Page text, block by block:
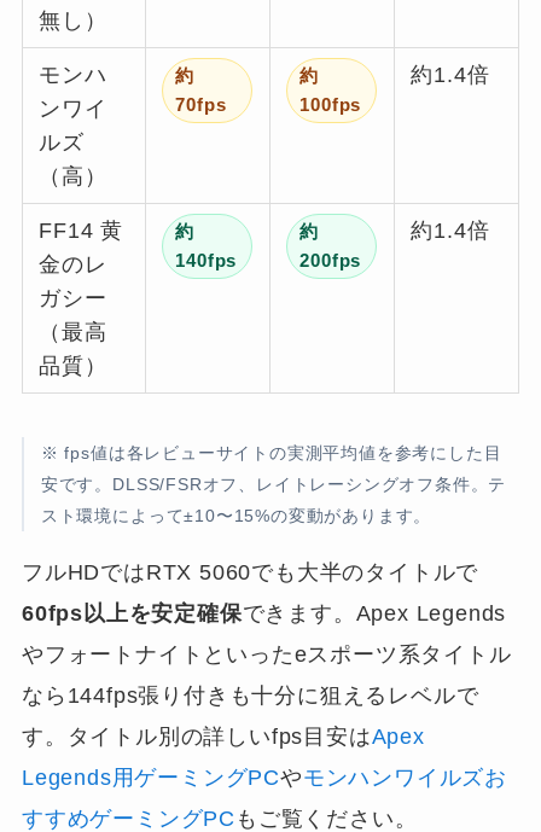
無し）
モンハ
ンワイ
ルズ
（高）
約
70fps
約
100fps
約1.4倍
FF14 黄
金のレ
ガシー
（最高
品質）
約
140fps
約
200fps
約1.4倍
※ fps値は各レビューサイトの実測平均値を参考にした目
安です。DLSS/FSRオフ、レイトレーシングオフ条件。テ
スト環境によって±10〜15%の変動があります。
フルHDではRTX 5060でも大半のタイトルで
60fps以上を安定確保できます。Apex Legends
やフォートナイトといったeスポーツ系タイトル
なら144fps張り付きも十分に狙えるレベルで
す。タイトル別の詳しいfps目安はApex
Legends用ゲーミングPCやモンハンワイルズお
すすめゲーミングPC もご覧ください。